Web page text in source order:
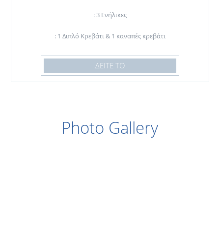
: 3 Ενήλικες
: 1 Διπλό Κρεβάτι & 1 καναπές κρεβάτι
ΔΕΙΤΕ ΤΟ
Photo Gallery